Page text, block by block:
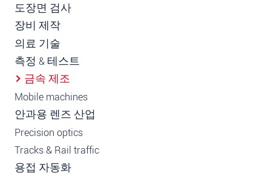
도장면 검사
장비 제작
의료 기술
측정 & 테스트
금속 제조
Mobile machines
안과용 렌즈 산업
Precision optics
Tracks & Rail traffic
용접 자동화